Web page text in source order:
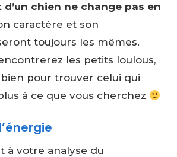
chien ne change pas en
caractère et son
toujours les mêmes.
les petits loulous,
pour trouver celui qui
à ce que vous cherchez
à votre analyse du